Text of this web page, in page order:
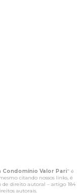
Valor Pari" é
citando nossos links, é
direito autoral – artigo 184
autorais.